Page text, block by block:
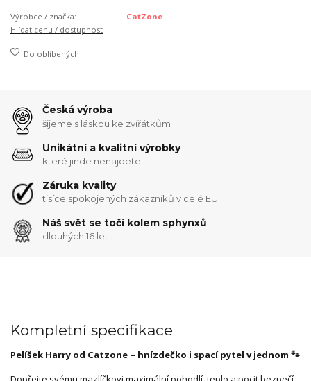
Výrobce / značka:
CatZone
Hlídat cenu / dostupnost
Do oblíbených
Česká výroba
šijeme s láskou ke zvířátkům
Unikátní a kvalitní výrobky
které jinde nenajdete
Záruka kvality
tisíce spokojených zákazníků v celé EU
Náš svět se točí kolem sphynxů
dlouhých 16 let
Kompletní specifikace
Pelíšek Harry od Catzone – hnízdečko i spací pytel v jednom 🐾